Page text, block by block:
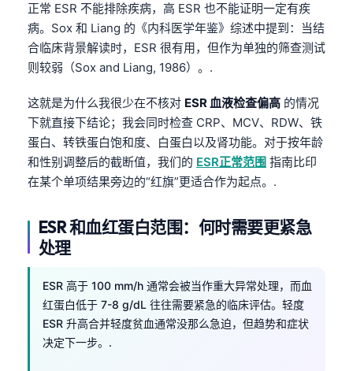
正常 ESR 不能排除疾病，高 ESR 也不能证明一定有疾
病。Sox 和 Liang 的《内科医学年鉴》综述中提到：当结
合临床背景解读时，ESR 很有用，但作为单独的筛查测试
则较弱（Sox and Liang, 1986）。.
这就是为什么我很少在不核对 ESR 血液检查偏高 的情况
下就直接下结论；我会同时检查 CRP、MCV、RDW、铁
蛋白、转铁蛋白饱和度、白蛋白以及肾功能。对于按年龄
和性别调整后的截断值，我们的 ESR正常范围 指南比印
在某个单项结果旁边的“红旗”更适合作为起点。.
ESR 和血红蛋白范围：何时需要更紧急
处理
ESR 高于 100 mm/h 通常会被当作重大异常处理，而血
红蛋白低于 7-8 g/dL 往往需要紧急的临床评估。轻度
ESR 升高合并轻度贫血通常没那么急迫，但趋势和症状
决定下一步。.